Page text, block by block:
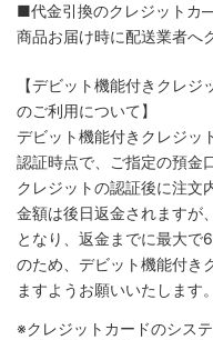
■代金引換のクレジットカ
商品お届け時に配送業者へ
【デビット機能付きクレジ
のご利用について】
デビット機能付きクレジッ
認証時点で、ご指定の預金
クレジットの認証後に注文
金額は後日返金されますが
となり、返金までに最大で
のため、デビット機能付き
ますようお願いいたします。
※クレジットカードのシス